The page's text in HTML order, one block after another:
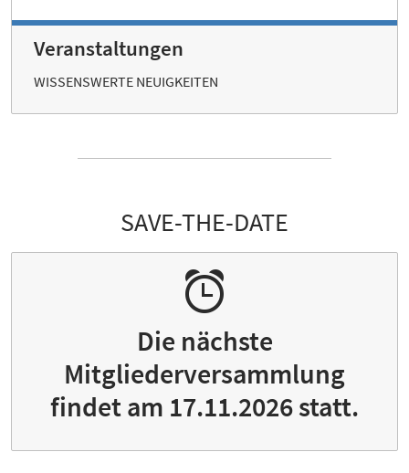
Veranstaltungen
WISSENSWERTE NEUIGKEITEN
SAVE-THE-DATE
Die nächste
Mitgliederversammlung
findet am 17.11.2026 statt.